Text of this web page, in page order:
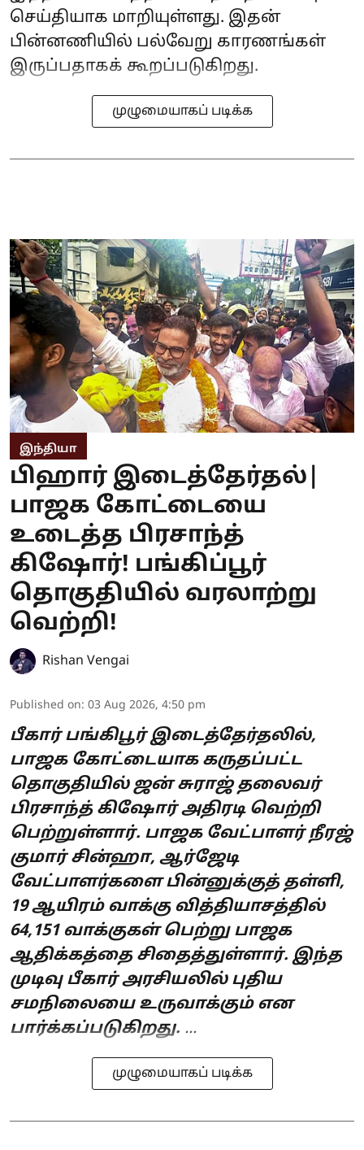
செய்தியாக மாறியுள்ளது. இதன்
பின்னணியில் பல்வேறு காரணங்கள்
இருப்பதாகக் கூறப்படுகிறது.
முழுமையாகப் படிக்க
இந்தியா
பிஹார் இடைத்தேர்தல்|
பாஜக கோட்டையை
உடைத்த பிரசாந்த்
கிஷோர்! பங்கிப்பூர்
தொகுதியில் வரலாற்று
வெற்றி!
Rishan Vengai
Published on: 03 Aug 2026, 4:50 pm
பீகார் பங்கிபூர் இடைத்தேர்தலில்,
பாஜக கோட்டையாக கருதப்பட்ட
தொகுதியில் ஜன் சுராஜ் தலைவர்
பிரசாந்த் கிஷோர் அதிரடி வெற்றி
பெற்றுள்ளார். பாஜக வேட்பாளர் நீரஜ்
குமார் சின்ஹா, ஆர்ஜேடி
வேட்பாளர்களை பின்னுக்குத் தள்ளி,
19 ஆயிரம் வாக்கு வித்தியாசத்தில்
64,151 வாக்குகள் பெற்று பாஜக
ஆதிக்கத்தை சிதைத்துள்ளார். இந்த
முடிவு பீகார் அரசியலில் புதிய
சமநிலையை உருவாக்கும் என
பார்க்கப்படுகிறது. ...
முழுமையாகப் படிக்க